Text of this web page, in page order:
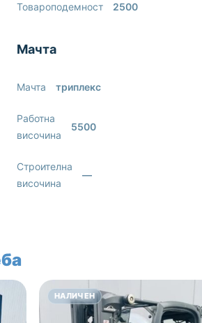
Товароподемност 2500
Мачта
Мачта триплекс
Работна
височина
5500
Строителна
височина
—
НАЛИЧЕН